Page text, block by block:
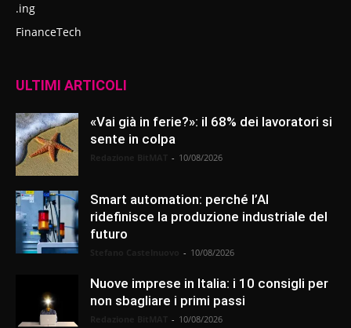
.ing
FinanceTech
ULTIMI ARTICOLI
«Vai già in ferie?»: il 68% dei lavoratori si
sente in colpa
- 10/08/2026
Smart automation: perché l’AI
ridefinisce la produzione industriale del
futuro
- 10/08/2026
Nuove imprese in Italia: i 10 consigli per
non sbagliare i primi passi
- 10/08/2026